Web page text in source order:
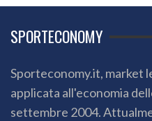
SPORTECONOMY
Sporteconomy.it, market
applicata all'economia
settembre 2004.